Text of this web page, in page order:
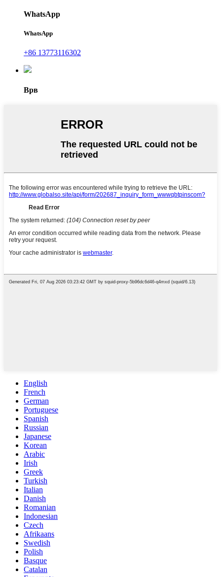
WhatsApp
WhatsApp
+86 13773116302
Врв
English
French
German
Portuguese
Spanish
Russian
Japanese
Korean
Arabic
Irish
Greek
Turkish
Italian
Danish
Romanian
Indonesian
Czech
Afrikaans
Swedish
Polish
Basque
Catalan